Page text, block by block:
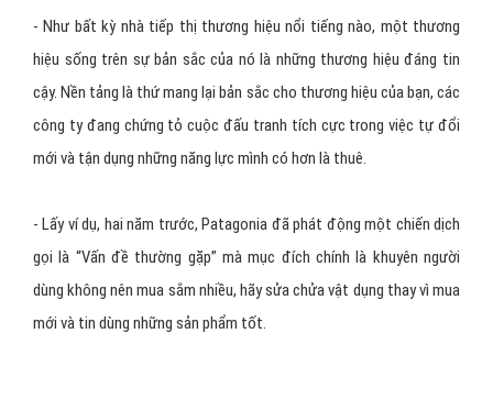
- Như bất kỳ nhà tiếp thị thương hiệu nổi tiếng nào, một thương
hiệu sống trên sự bản sắc của nó là những thương hiệu đáng tin
cậy. Nền tảng là thứ mang lại bản sắc cho thương hiệu của bạn, các
công ty đang chứng tỏ cuộc đấu tranh tích cực trong việc tự đổi
mới và tận dụng những năng lực mình có hơn là thuê.
- Lấy ví dụ, hai năm trước, Patagonia đã phát động một chiến dịch
gọi là “Vấn đề thường gặp” mà mục đích chính là khuyên người
dùng không nên mua sắm nhiều, hãy sửa chửa vật dụng thay vì mua
mới và tin dùng những sản phẩm tốt.